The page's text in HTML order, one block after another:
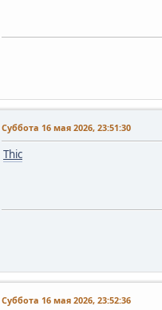
Суббота 16 мая 2026, 23:51:30
Thic
Суббота 16 мая 2026, 23:52:36